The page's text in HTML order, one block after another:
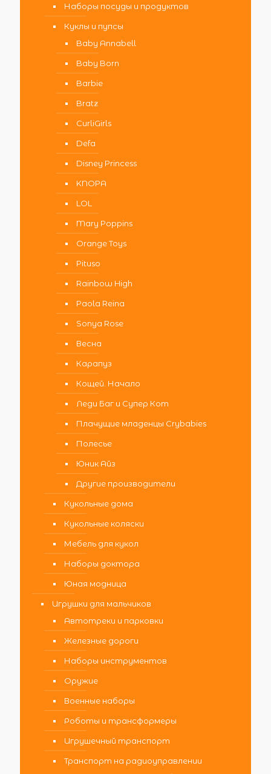
Наборы посуды и продуктов
Куклы и пупсы
Baby Annabell
Baby Born
Barbie
Bratz
CurliGirls
Defa
Disney Princess
KNOPA
LOL
Mary Poppins
Orange Toys
Pituso
Rainbow High
Paola Reina
Sonya Rose
Весна
Карапуз
Кощей. Начало
Леди Баг и Супер Кот
Плачущие младенцы Crybabies
Полесье
Юник Айз
Другие производители
Кукольные дома
Кукольные коляски
Мебель для кукол
Наборы доктора
Юная модница
Игрушки для мальчиков
Автотреки и парковки
Железные дороги
Наборы инструментов
Оружие
Военные наборы
Роботы и трансформеры
Игрушечный транспорт
Транспорт на радиоуправлении